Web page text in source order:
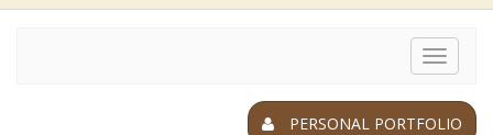
Toggle
PERSONAL PORTFOLIO